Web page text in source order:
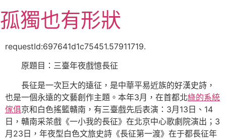
至
主
孤獨也有形狀
requestId:697641d1c75451.57911719.
原題目：三臺年夜戲憶長征
長征是一次巨大的遠征，是中華平易近族的好漢史詩，
也是一個永遠的文藝創作主題。本年3月，在首都北綠的系統
傢俱京和白色搖籃贛南，有三臺戲先后表演：3月13日、14
日，贛南采茶戲《一小我的長征》在北京中心歌劇院演出；3
月23日，年夜型白色文旅史詩《長征第一渡》在于都長征年